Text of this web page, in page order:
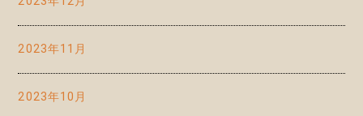
2023年11月
2023年10月